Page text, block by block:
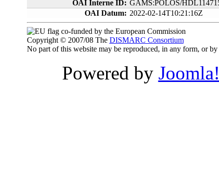
OAI Interne ID: GAMS:POLOS/
OAI Datum: 2022-02-14T10:21:16Z
co-funded by the European Commission
Copyright © 2007/08 The DISMARC Consortium
No part of this website may be reproduced, in any form, or
Powered by